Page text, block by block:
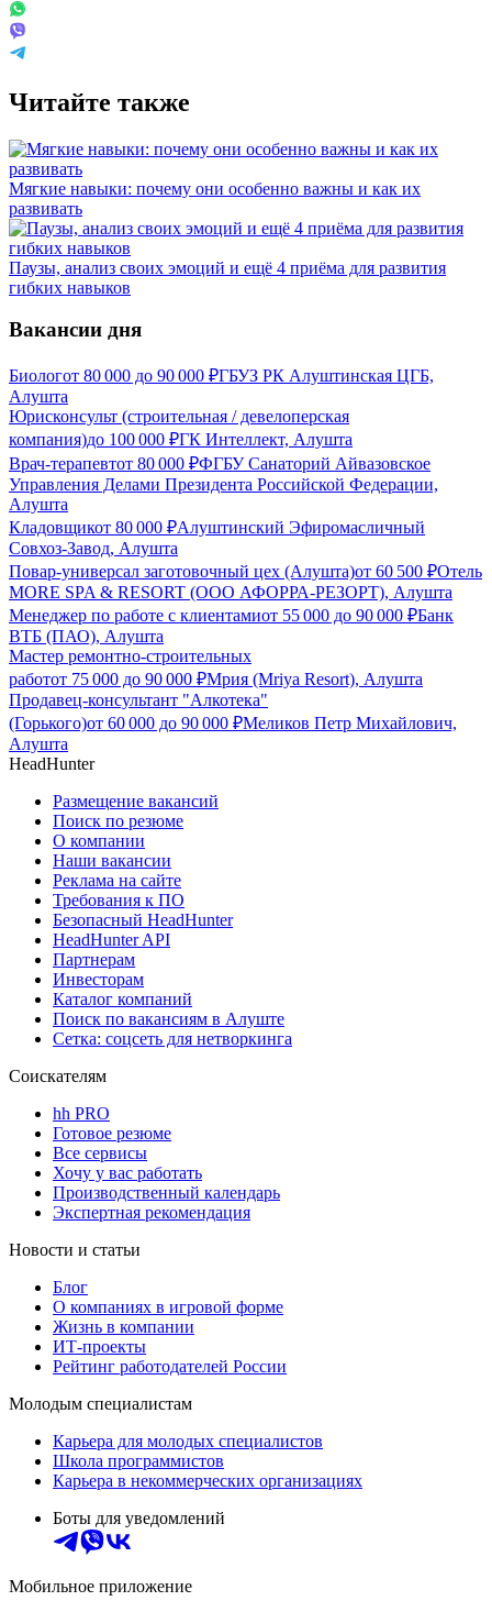
Читайте также
Мягкие навыки: почему они особенно важны и как их
развивать
Паузы, анализ своих эмоций и ещё 4 приёма для развития
гибких навыков
Вакансии дня
Биологот 80 000 до 90 000 ₽ГБУЗ РК Алуштинская ЦГБ,
Алушта
Юрисконсульт (строительная / девелоперская
компания)до 100 000 ₽ГК Интеллект, Алушта
Врач-терапевтот 80 000 ₽ФГБУ Санаторий Айвазовское
Управления Делами Президента Российской Федерации,
Алушта
Кладовщикот 80 000 ₽Алуштинский Эфиромасличный
Совхоз-Завод, Алушта
Повар-универсал заготовочный цех (Алушта)от 60 500 ₽Отель
MORE SPA & RESORT (ООО АФОРРА-РЕЗОРТ), Алушта
Менеджер по работе с клиентамиот 55 000 до 90 000 ₽Банк
ВТБ (ПАО), Алушта
Мастер ремонтно-строительных
работот 75 000 до 90 000 ₽Мрия (Mriya Resort), Алушта
Продавец-консультант "Алкотека"
(Горького)от 60 000 до 90 000 ₽Меликов Петр Михайлович,
Алушта
HeadHunter
Размещение вакансий
Поиск по резюме
О компании
Наши вакансии
Реклама на сайте
Требования к ПО
Безопасный HeadHunter
HeadHunter API
Партнерам
Инвесторам
Каталог компаний
Поиск по вакансиям в Алуште
Сетка: соцсеть для нетворкинга
Соискателям
hh PRO
Готовое резюме
Все сервисы
Хочу у вас работать
Производственный календарь
Экспертная рекомендация
Новости и статьи
Блог
О компаниях в игровой форме
Жизнь в компании
ИТ-проекты
Рейтинг работодателей России
Молодым специалистам
Карьера для молодых специалистов
Школа программистов
Карьера в некоммерческих организациях
Боты для уведомлений
Мобильное приложение